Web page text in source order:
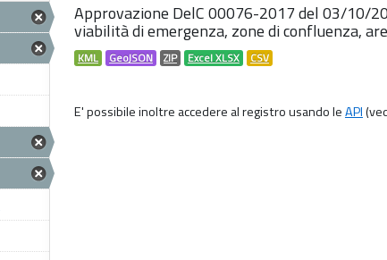
Approvazione DelC 00076-2017 del 03/10/
viabilità di emergenza, zone di confluenza,
KML GeoJSON ZIP Excel XLSX CSV
E' possibile inoltre accedere al registro usando leAPI